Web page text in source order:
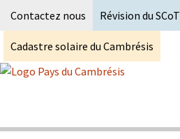
Contactez nous Révision du SCoT
Cadastre solaire du Cambrésis